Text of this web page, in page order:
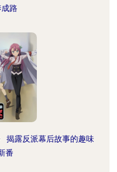
成路
揭露反派幕后故事的趣味
番